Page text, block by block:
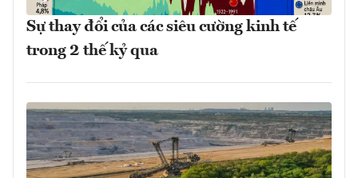
Sự thay đổi của các siêu cường kinh tế
trong 2 thế kỷ qua